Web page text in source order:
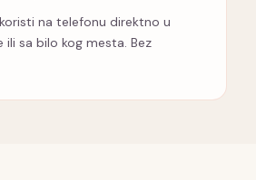
na telefonu direktno u
ili sa bilo kog mesta. Bez